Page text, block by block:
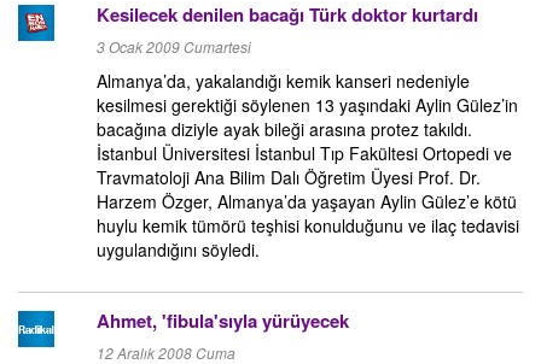
Kesilecek denilen bacağı Türk doktor kurtardı
3 Ocak 2009 Cumartesi
Almanya’da, yakalandığı kemik kanseri nedeniyle
kesilmesi gerektiği söylenen 13 yaşındaki Aylin Gülez’in
bacağına diziyle ayak bileği arasına protez takıldı.
İstanbul Üniversitesi İstanbul Tıp Fakültesi Ortopedi ve
Travmatoloji Ana Bilim Dalı Öğretim Üyesi Prof. Dr.
Harzem Özger, Almanya’da yaşayan Aylin Gülez’e kötü
huylu kemik tümörü teşhisi konulduğunu ve ilaç tedavisi
uygulandığını söyledi.
Ahmet, 'fibula'sıyla yürüyecek
12 Aralık 2008 Cuma